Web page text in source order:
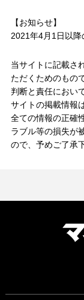
【お知らせ】
2021年4月1日以降
当サイトに記載さ
ただくためのもの
判断と責任におい
サイトの掲載情報
全ての情報の正確
ラブル等の損失が
ので、予めご了承